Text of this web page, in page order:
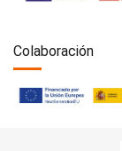
Colaboración